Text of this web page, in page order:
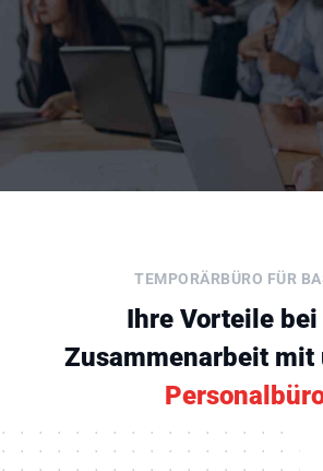
TEMPORÄRBÜRO FÜR
Ihre Vorteile bei
Zusammenarbeit mit